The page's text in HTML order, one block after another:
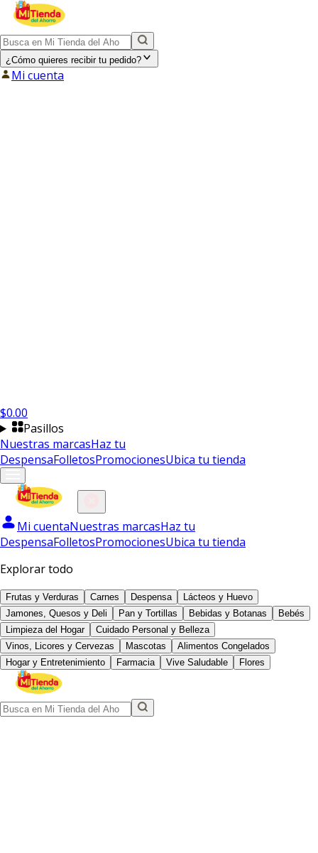
¿Cómo quieres recibir tu pedido?
Mi cuenta
$0.00
Pasillos
Nuestras marcasHaz tu
DespensaFolletosPromocionesUbica tu tienda
Mi cuentaNuestras marcasHaz tu
DespensaFolletosPromocionesUbica tu tienda
Explorar todo
Frutas y Verduras Carnes Despensa
Lácteos y Huevo
Jamones, Quesos y Deli
Pan y Tortillas Bebidas y Botanas
Bebés
Limpieza del Hogar
Cuidado Personal y Belleza
Vinos, Licores y Cervezas
Mascotas
Alimentos Congelados
Hogar y Entretenimiento
Farmacia Vive Saludable Flores